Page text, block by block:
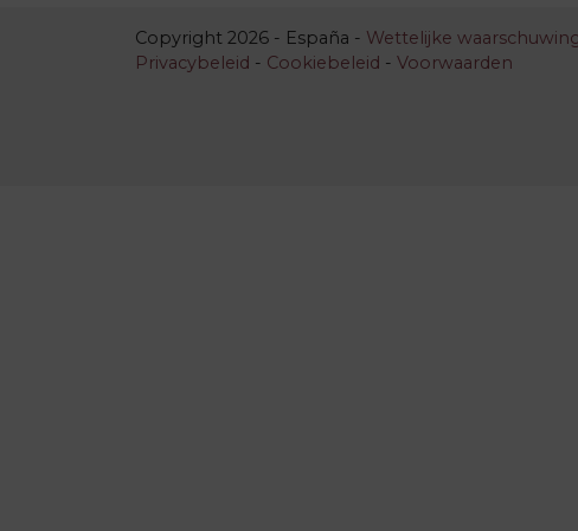
Copyright 2026 - España - Wettelijke
Privacybeleid - Cookiebeleid - Voorwaarden